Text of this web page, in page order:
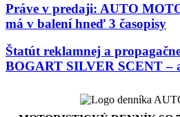
Práve v predaji: AUTO
má v balení hneď 3 časopisy
Štatút reklamnej a
BOGART SILVER SCENT –